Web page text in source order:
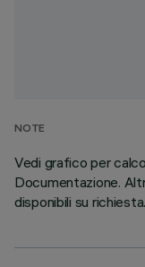
NOTE
Vedi grafico per
Documentazione.
disponibili su richiesta.